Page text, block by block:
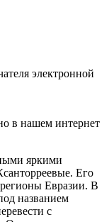
электронной
в нашем интернет
яркими
Его
Евразии. В
названием
с